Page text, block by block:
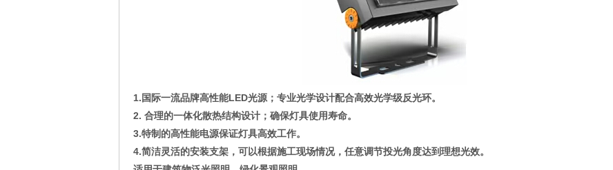
1.国际一流品牌高性能LED光源；专业光学设计配合高效光学级反光环。
2. 合理的一体化散热结构设计；确保灯具使用寿命。
3.特制的高性能电源保证灯具高效工作。
4.简洁灵活的安装支架，可以根据施工现场情况，任意调节投光角度达到理想光效。